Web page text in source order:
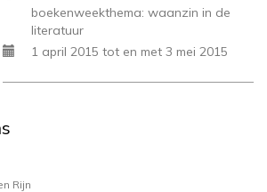
boekenweekthema: waanzin in de
literatuur
1 april 2015 tot en met 3 mei 2015
Rijn